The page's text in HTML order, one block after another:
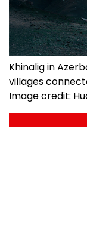
Khinalig in
villages
Image credit: